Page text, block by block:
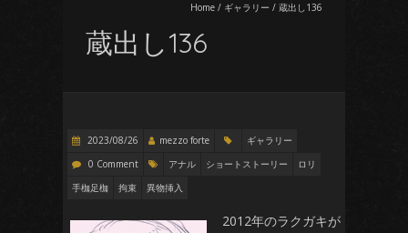
Home / ギャラリー / 蔵出し136
蔵出し136
2023/08/26 mezzo forte
ギャラリー
0 Comment
アナル ショートストーリー
ロリ
手枷足枷
拘束 異物挿入
2012年のラクガキが